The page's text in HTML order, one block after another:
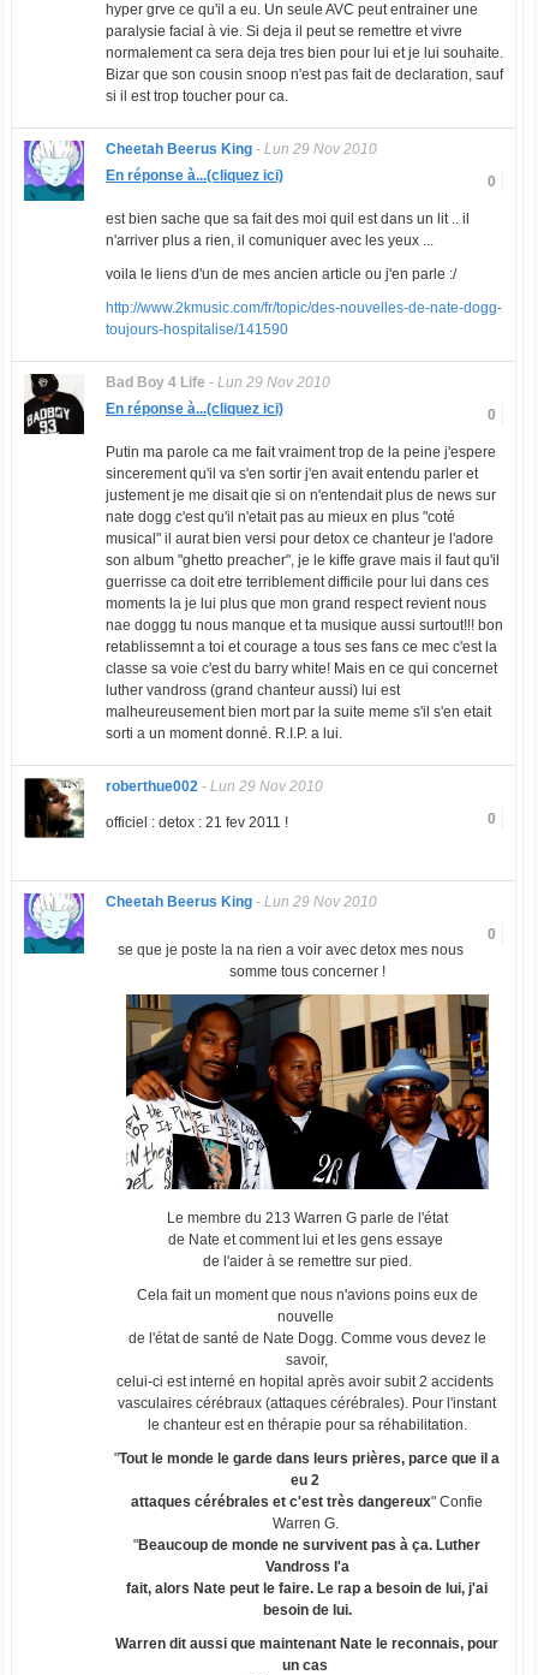
hyper grve ce qu'il a eu. Un seule AVC peut entrainer une
paralysie facial à vie. Si deja il peut se remettre et vivre
normalement ca sera deja tres bien pour lui et je lui souhaite.
Bizar que son cousin snoop n'est pas fait de declaration, sauf
si il est trop toucher pour ca.
Cheetah Beerus King- Lun 29 Nov 2010
0
En réponse à...(cliquez ici)
est bien sache que sa fait des moi quil est dans un lit .. il
n'arriver plus a rien, il comuniquer avec les yeux ...
voila le liens d'un de mes ancien article ou j'en parle :/
http://www.2kmusic.com/fr/topic/des-nouvelles-de-nate-dogg-
toujours-hospitalise/141590
Bad Boy 4 Life - Lun 29 Nov 2010
0
En réponse à...(cliquez ici)
Putin ma parole ca me fait vraiment trop de la peine j'espere
sincerement qu'il va s'en sortir j'en avait entendu parler et
justement je me disait qie si on n'entendait plus de news sur
nate dogg c'est qu'il n'etait pas au mieux en plus "coté
musical" il aurat bien versi pour detox ce chanteur je l'adore
son album "ghetto preacher", je le kiffe grave mais il faut qu'il
guerrisse ca doit etre terriblement difficile pour lui dans ces
moments la je lui plus que mon grand respect revient nous
nae doggg tu nous manque et ta musique aussi surtout!!! bon
retablissemnt a toi et courage a tous ses fans ce mec c'est la
classe sa voie c'est du barry white! Mais en ce qui concernet
luther vandross (grand chanteur aussi) lui est
malheureusement bien mort par la suite meme s'il s'en etait
sorti a un moment donné. R.I.P. a lui.
roberthue002- Lun 29 Nov 2010
0
officiel : detox : 21 fev 2011 !
Cheetah Beerus King- Lun 29 Nov 2010
0
se que je poste la na rien a voir avec detox mes nous
somme tous concerner !
Le membre du 213 Warren G parle de l'état
de Nate et comment lui et les gens essaye
de l'aider à se remettre sur pied.
Cela fait un moment que nous n'avions poins eux de
nouvelle
de l'état de santé de Nate Dogg. Comme vous devez le
savoir,
celui-ci est interné en hopital après avoir subit 2 accidents
vasculaires cérébraux (attaques cérébrales). Pour l'instant
le chanteur est en thérapie pour sa réhabilitation.
"Tout le monde le garde dans leurs prières, parce que il a
eu 2
attaques cérébrales et c'est très dangereux" Confie
Warren G.
"Beaucoup de monde ne survivent pas à ça. Luther
Vandross l'a
fait, alors Nate peut le faire. Le rap a besoin de lui, j'ai
besoin de lui.
Warren dit aussi que maintenant Nate le reconnais, pour
un cas